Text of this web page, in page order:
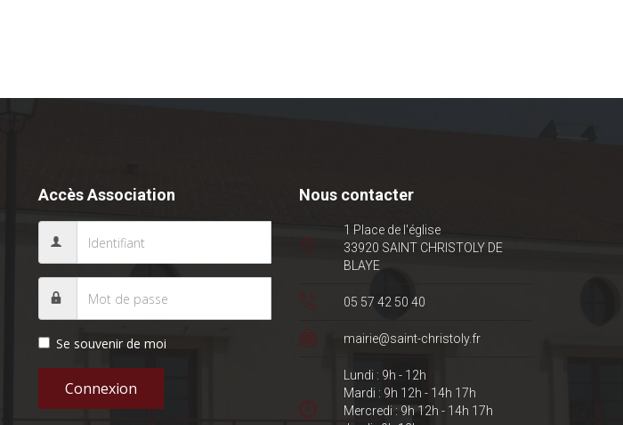
Accès Association
Se souvenir de moi
Connexion
Nous contacter
1 Place de l'église
33920 SAINT CHRISTOLY DE
BLAYE
05 57 42 50 40
mairie@saint-christoly.fr
Lundi : 9h - 12h
Mardi : 9h 12h - 14h 17h
Mercredi : 9h 12h - 14h 17h